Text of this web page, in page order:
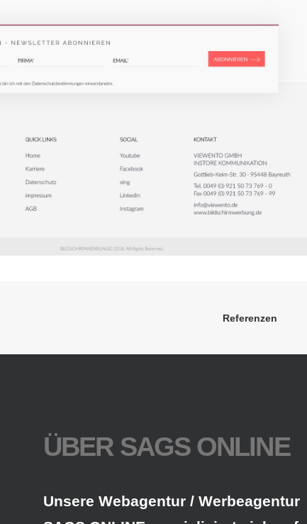
Referenzen
ÜBER SAGS ONLINE
Unsere Webagentur / Werbeagentur